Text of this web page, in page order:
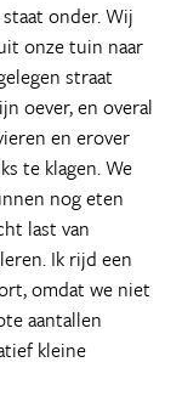
onder. Wij
onze tuin naar
straat
oever, en overal
en erover
te klagen. We
nog eten
last van
Ik rijd een
omdat we niet
aantallen
kleine